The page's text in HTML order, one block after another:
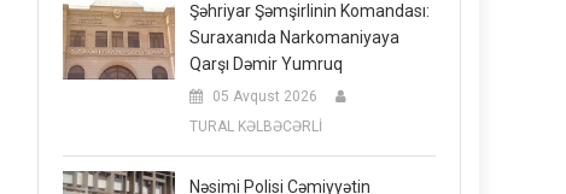
Şəhriyar Şəmşirlinin Komandası:
Suraxanıda Narkomaniyaya
Qarşı Dəmir Yumruq
05 Avqust 2026
TURAL KƏLBƏCƏRLİ
Nəsimi Polisi Cəmiyyətin